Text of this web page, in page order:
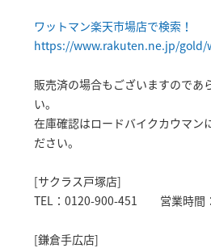
ワットマン楽天市場店で検索！
https://www.rakuten.ne.jp/
販売済の場合もございますのであ
い。
在庫確認はロードバイクカウマン
ださい。
[サクラス戸塚店]
TEL：0120-900-451 営業時間
[鎌倉手広店]